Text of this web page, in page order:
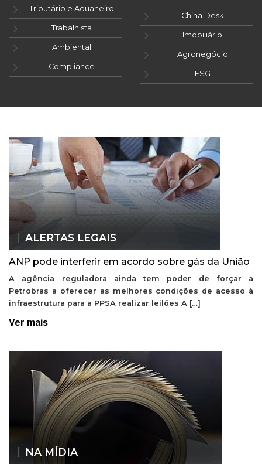
Tributário e Aduaneiro
Trabalhista
Ambiental
Compliance
China Desk
Imobiliário
Agronegócio
ESG
ALERTAS LEGAIS
ANP pode interferir em acordo sobre gás da União
A agência reguladora ainda tem poder de forçar a
Petrobras a oferecer as melhores condições de acesso à
infraestrutura para a PPSA realizar leilões A […]
Ver mais
NA MÍDIA